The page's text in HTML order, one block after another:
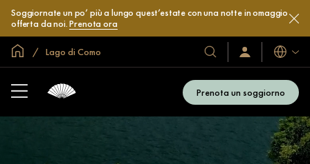
Soggiornate un po’ più a lungo quest’estate con una notte in omaggio
offerta da noi.Prenota ora
HomeLago di Como
I
nostri
e
Accedi
/
Lingue
Prenota un soggiorno